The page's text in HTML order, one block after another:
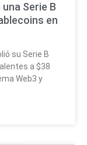
Serie B
en
su Serie B
a $38
Web3 y